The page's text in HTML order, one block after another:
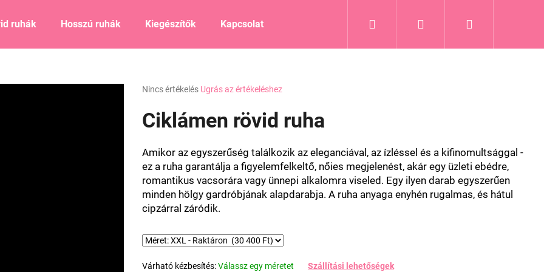
ruhák Hosszú ruhák Kiegészítők Kapcsolat Keresés Bejelentkezés
A
átlagos
értékelése
0,0
csillag.
Nincs értékelés Ugrás az értékeléshez
Ciklámen rövid ruha
Amikor az egyszerűség találkozik az eleganciával, az ízléssel és a kifinomultsággal -
ez a ruha garantálja a figyelemfelkeltő, nőies megjelenést, akár egy üzleti ebédre,
romantikus vacsorára vagy ünnepi alkalomra viseled. Egy ilyen darab egyszerűen
minden hölgy gardróbjának alapdarabja. A ruha anyaga enyhén rugalmas, és hátul
cipzárral záródik.
Várható kézbesítés:Válassz egy méretet Szállítási lehetőségek
KERESÉS